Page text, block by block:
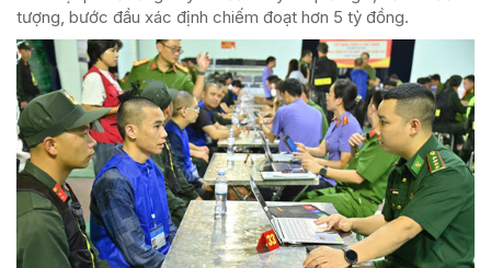
tượng, bước đầu xác định chiếm đoạt hơn 5 tỷ đồng.